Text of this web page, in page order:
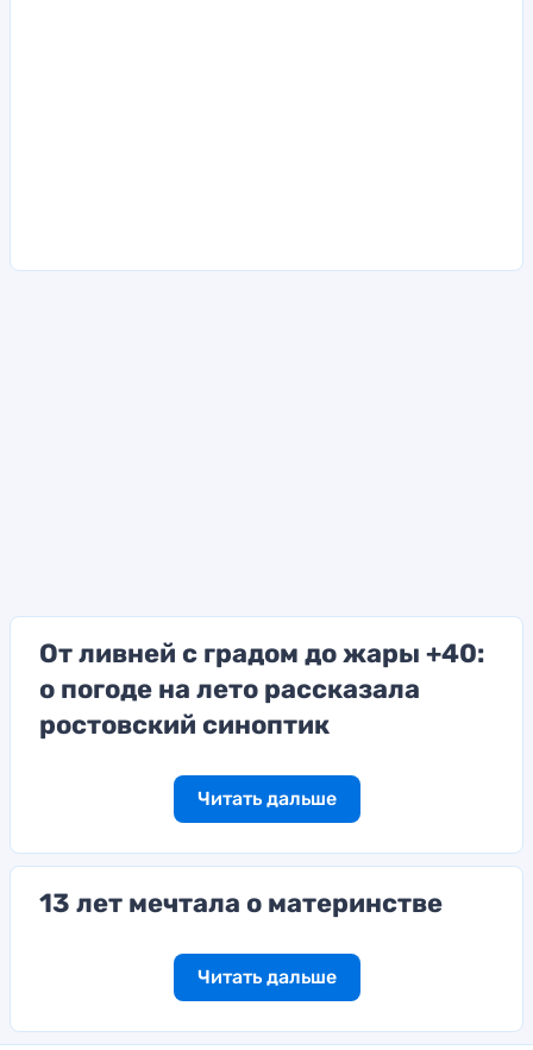
От ливней с градом до жары +40:
о погоде на лето рассказала
ростовский синоптик
Читать дальше
13 лет мечтала о материнстве
Читать дальше